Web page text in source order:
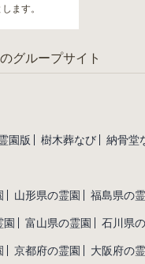
ます。
グループサイト
園版 樹木葬なび 納骨堂
山形県の霊園 福島県の
園 富山県の霊園 石川県
京都府の霊園 大阪府の